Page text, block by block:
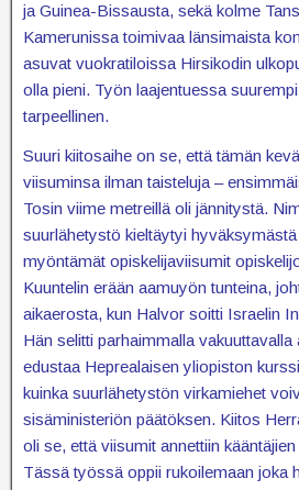
ja Guinea-Bissausta, sekä kolme
Kamerunissa toimivaa länsimaista
asuvat vuokratiloissa Hirsikodin
olla pieni. Työn laajentuessa
tarpeellinen.
Suuri kiitosaihe on se, että tämän
viisuminsa ilman taisteluja –
Tosin viime metreillä oli jännitystä.
suurlähetystö kieltäytyi
myöntämät opiskelijaviisumit
Kuuntelin erään aamuyön tunteina,
aikaerosta, kun Halvor soitti Israelin
Hän selitti parhaimmalla vakuuttavalla
edustaa Heprealaisen yliopiston
kuinka suurlähetystön virkamiehet
sisäministeriön päätöksen. Kiitos
oli se, että viisumit annettiin
Tässä työssä oppii rukoilemaan joka